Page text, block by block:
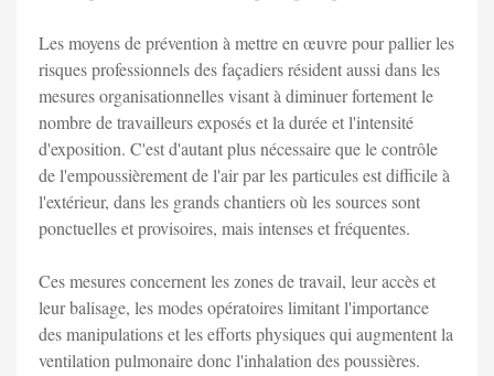
Les moyens de prévention à mettre en œuvre pour pallier les
risques professionnels des façadiers résident aussi dans les
mesures organisationnelles visant à diminuer fortement le
nombre de travailleurs exposés et la durée et l'intensité
d'exposition. C'est d'autant plus nécessaire que le contrôle
de l'empoussièrement de l'air par les particules est difficile à
l'extérieur, dans les grands chantiers où les sources sont
ponctuelles et provisoires, mais intenses et fréquentes.
Ces mesures concernent les zones de travail, leur accès et
leur balisage, les modes opératoires limitant l'importance
des manipulations et les efforts physiques qui augmentent la
ventilation pulmonaire donc l'inhalation des poussières.